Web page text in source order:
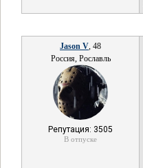
Jason V, 48
Россия, Рославль
Репутация: 3505
В отпуске